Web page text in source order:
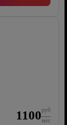
1100руб
мес